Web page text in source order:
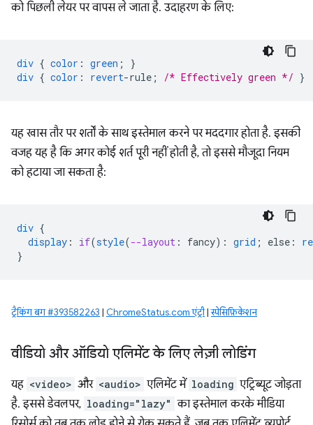
को पिछली लेयर पर वापस ले जाता है. उदाहरण के लिए:
div { color : green ;
}
div { color : revert-rule ; /* Effectively green */ }
यह खास तौर पर शर्तों के साथ इस्तेमाल करने पर मददगार होता है. इसकी
वजह यह है कि अगर कोई शर्त पूरी नहीं होती है, तो इससे मौजूदा नियम
को हटाया जा सकता है:
div {
display : if(style(--layout : fancy) : grid ; else :
}
ट्रैकिंग बग #393582263 | ChromeStatus.com एंट्री|स्पेसिफ़िकेशन
वीडियो और ऑडियो एलिमेंट के लिए लेज़ी लोडिंग
यह <video> और <audio> एलिमेंट में loading एट्रिब्यूट जोड़ता
है. इससे डेवलपर, loading="lazy" का इस्तेमाल करके मीडिया